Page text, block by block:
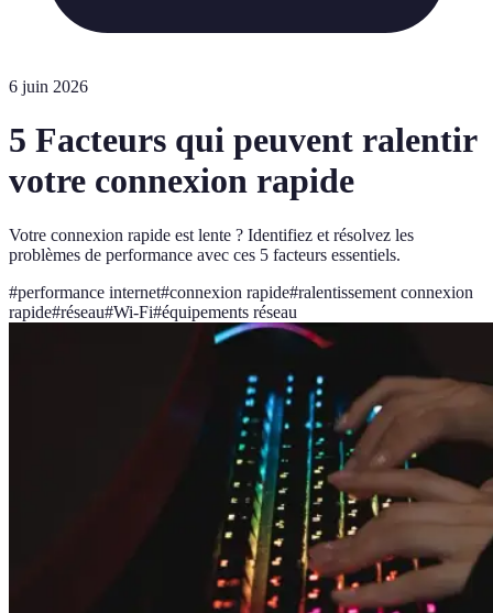
6 juin 2026
5 Facteurs qui peuvent ralentir
votre connexion rapide
Votre connexion rapide est lente ? Identifiez et résolvez les
problèmes de performance avec ces 5 facteurs essentiels.
#performance internet#connexion rapide#ralentissement connexion
rapide#réseau#Wi-Fi#équipements réseau